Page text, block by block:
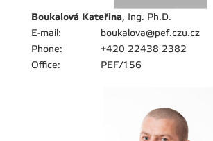
Boukalová Kateřina, Ing. Ph.D.
E-mail:
boukalova@pef.czu.cz
Phone:
+420 22438 2382
Office:
PEF/156